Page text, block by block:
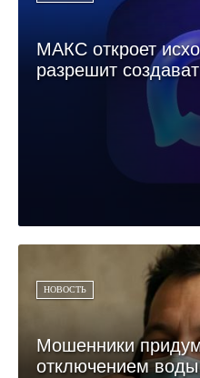
МАКС откроет
разрешит
НОВОСТЬ
Мошенники
отключением